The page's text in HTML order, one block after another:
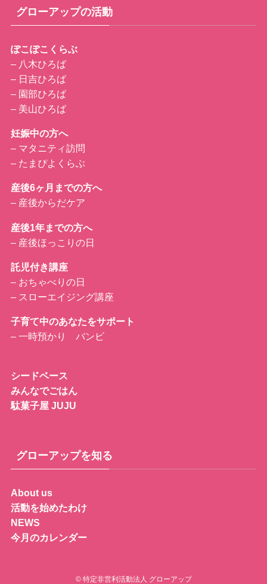
グローアップの活動
ぽこぽこくらぶ
– 八木ひろば
– 日吉ひろば
– 園部ひろば
– 美山ひろば
妊娠中の方へ
– マタニティ訪問
– たまぴよくらぶ
産後6ヶ月までの方へ
– 産後からだケア
産後1年までの方へ
– 産後ほっこりの日
託児付き講座
– おちゃべりの日
– スローエイジング講座
子育て中のあなたをサポート
– 一時預かり バンビ
シードベース
みんなでごはん
駄菓子屋 JUJU
グローアップを知る
About us
活動を始めたわけ
NEWS
今月のカレンダー
©特定非営利活動法人 グローアップ